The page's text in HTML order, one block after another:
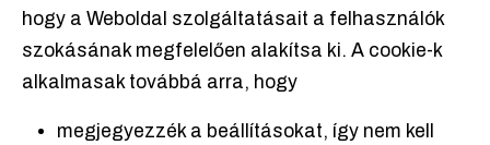
hogy a Weboldal szolgáltatásait a felhasználók
szokásának megfelelően alakítsa ki. A cookie-k
alkalmasak továbbá arra, hogy
megjegyezzék a beállításokat, így nem kell